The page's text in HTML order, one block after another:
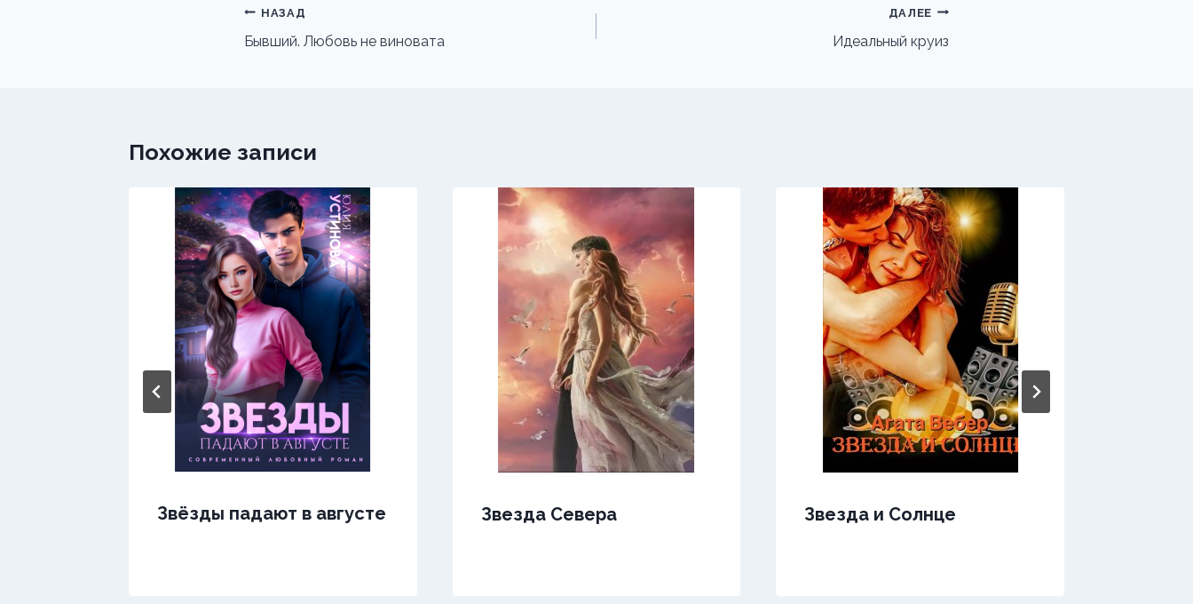
Навигация
по
НАЗАД
Бывший. Любовь не виновата
ДАЛЕЕ
Идеальный круиз
Похожие записи
Звёзды падают в августе Звезда Севера Звезда и Солнце